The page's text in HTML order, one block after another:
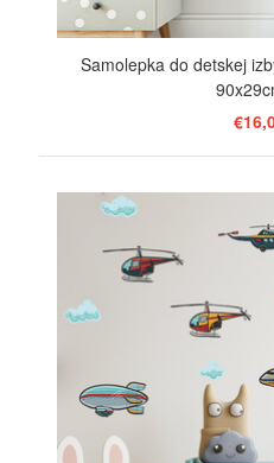
Samolepka do detskej